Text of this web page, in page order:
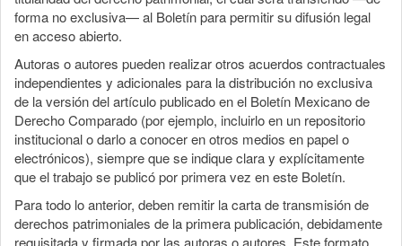
forma no exclusiva— al Boletín para permitir su difusión legal
en acceso abierto.
Autoras o autores pueden realizar otros acuerdos contractuales
independientes y adicionales para la distribución no exclusiva
de la versión del artículo publicado en el Boletín Mexicano de
Derecho Comparado (por ejemplo, incluirlo en un repositorio
institucional o darlo a conocer en otros medios en papel o
electrónicos), siempre que se indique clara y explícitamente
que el trabajo se publicó por primera vez en este Boletín.
Para todo lo anterior, deben remitir la carta de transmisión de
derechos patrimoniales de la primera publicación, debidamente
requisitada y firmada por las autoras o autores. Este formato